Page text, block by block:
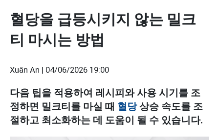
혈당을 급등시키지 않는 밀크
티 마시는 방법
Xuân An | 04/06/2026 19:00
다음 팁을 적용하여 레시피와 사용 시기를 조
정하면 밀크티를 마실 때 혈당상승 속도를 조
절하고 최소화하는 데 도움이 될 수 있습니다.